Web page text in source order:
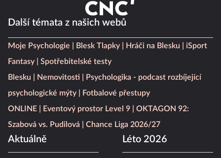
Další témata z našich webů
Moje Psychologie Blesk Tlapky Hráči na Blesku
iSport
Fantasy
Spotřebitelské testy
Blesku
Nemovitosti
Psychologika - podcast rozbíjející
psychologické mýty
Fotbalové přestupy
ONLINE
Eventový prostor Level 9
OKTAGON 92:
Szabová vs. Pudilová
Chance Liga 2026/27
Aktuálně Léto 2026